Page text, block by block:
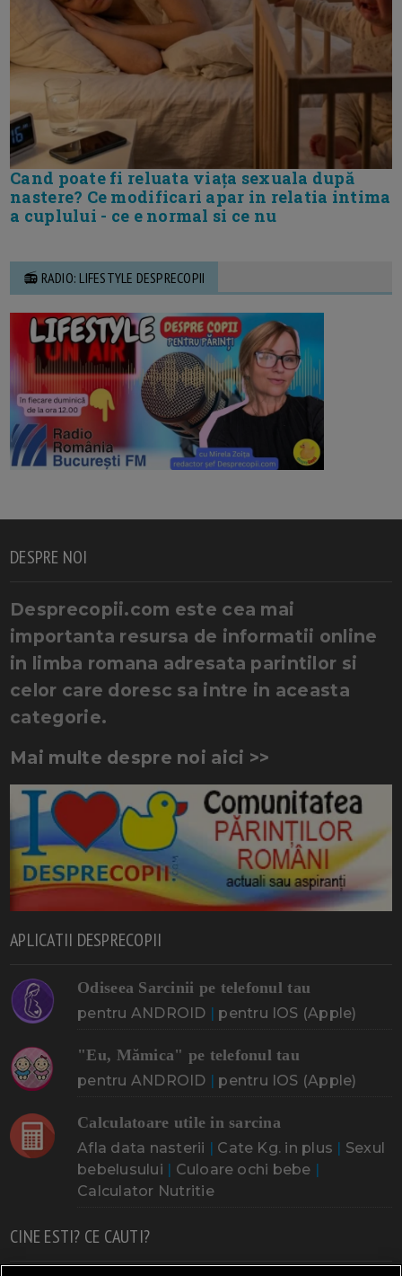
Cand poate fi reluata viața sexuala după
nastere? Ce modificari apar in relatia intima
a cuplului - ce e normal si ce nu
📻 RADIO: LIFESTYLE DESPRECOPII
DESPRE NOI
Desprecopii.com este cea mai
importanta resursa de informatii online
in limba romana adresata parintilor si
celor care doresc sa intre in aceasta
categorie.
Mai multe despre noi aici >>
APLICATII DESPRECOPII
Odiseea Sarcinii pe telefonul tau
pentru ANDROID | pentru IOS (Apple)
"Eu, Mămica" pe telefonul tau
pentru ANDROID | pentru IOS (Apple)
Calculatoare utile in sarcina
Afla data nasterii | Cate Kg. in plus | Sexul
bebelusului | Culoare ochi bebe |
Calculator Nutritie
CINE ESTI? CE CAUTI?